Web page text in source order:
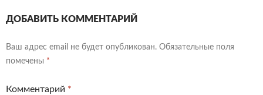
ДОБАВИТЬ КОММЕНТАРИЙ
Ваш адрес email не будет опубликован. Обязательные поля
помечены *
Комментарий *